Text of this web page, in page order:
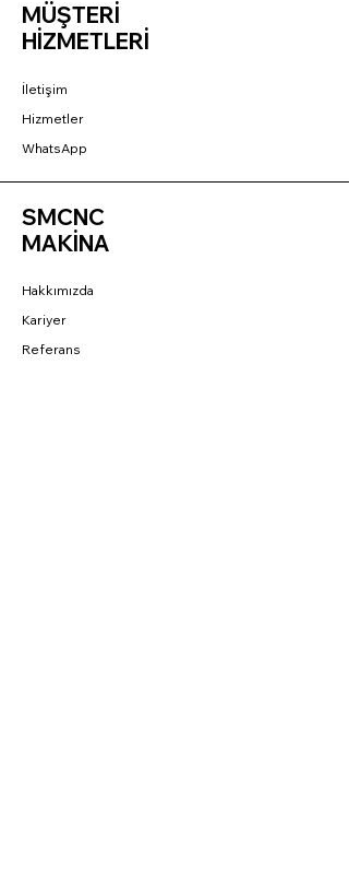
MÜŞTERİ
HİZMETLERİ
İletişim
Hizmetler
WhatsApp
SMCNC
MAKİNA
Hakkımızda
Kariyer
Referans